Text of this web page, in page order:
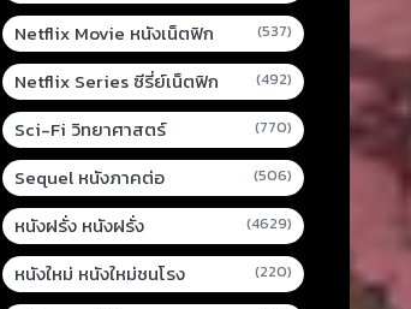
Netflix Movie หนังเน็ตฟิก (537)
Netflix Series ซีรี่ย์เน็ตฟิก (492)
Sci-Fi วิทยาศาสตร์ (770)
Sequel หนังภาคต่อ (506)
หนังฝรั่ง หนังฝรั่ง (4629)
หนังใหม่ หนังใหม่ชนโรง (220)